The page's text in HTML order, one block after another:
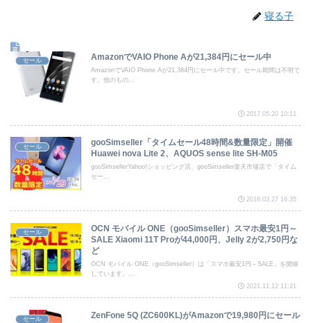
寝る子
セール AmazonでVAIO Phone Aが21,384円にセール中
AmazonでVAIO Phone Aが21,384円にセール中です。セール期間は不明で
す。他のもの...
2017.05.20 10:11
セール
gooSimseller「タイムセール48時間&数量限定」開催
Huawei nova Lite 2、AQUOS sense lite SH-M05
gooSimsellerYahoo!ショッピング店、gooSimseller楽天市場店で「タイム
セー...
2018.03.27 16:35
セール
OCN モバイル ONE（gooSimseller）スマホ最安1円～
SALE Xiaomi 11T Proが44,000円、Jelly 2が2,750円な
ど
OCN モバイル ONE（gooSimseller）は「スマホ最安1円～SALE」を開催
しています。...
2021.11.12 11:21
セール ZenFone 5Q (ZC600KL)がAmazonで19,980円にセール